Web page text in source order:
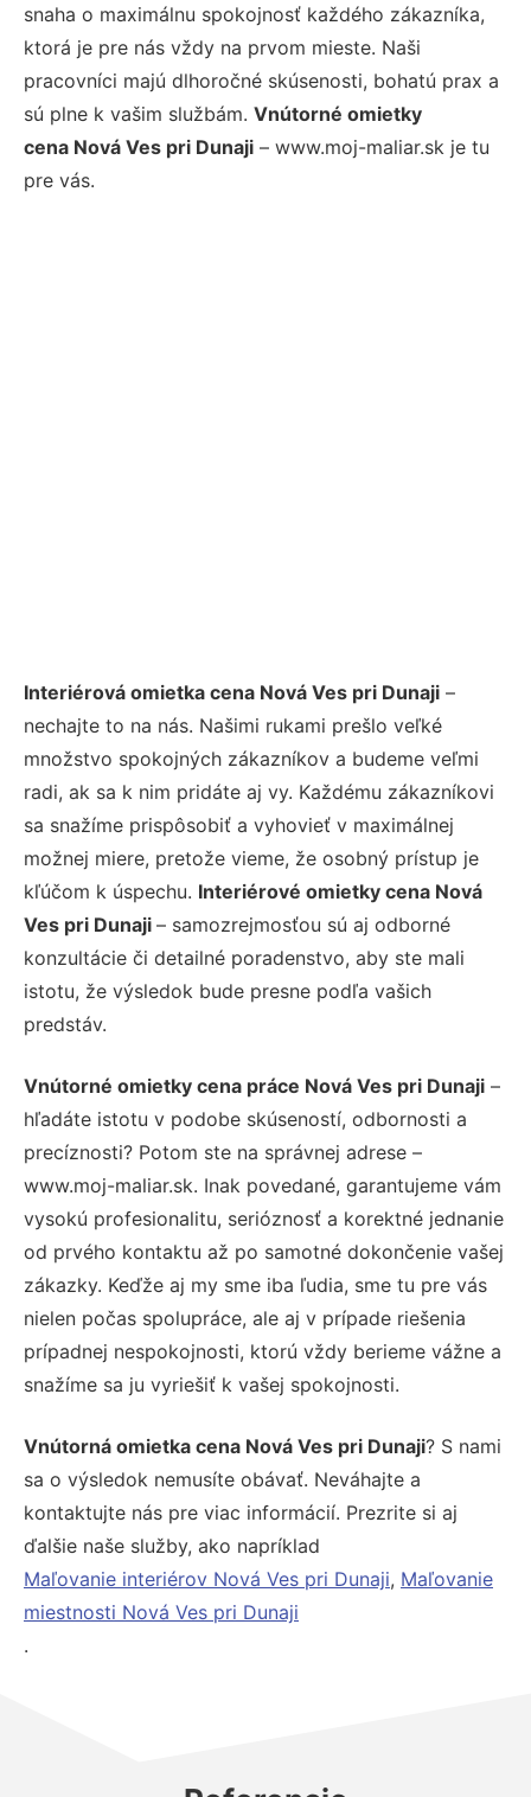
snaha o maximálnu spokojnosť každého zákazníka,
ktorá je pre nás vždy na prvom mieste. Naši
pracovníci majú dlhoročné skúsenosti, bohatú prax a
sú plne k vašim službám. Vnútorné omietky
cena Nová Ves pri Dunaji – www.moj-maliar.sk je tu
pre vás.
Interiérová omietka cena Nová Ves pri Dunaji –
nechajte to na nás. Našimi rukami prešlo veľké
množstvo spokojných zákazníkov a budeme veľmi
radi, ak sa k nim pridáte aj vy. Každému zákazníkovi
sa snažíme prispôsobiť a vyhovieť v maximálnej
možnej miere, pretože vieme, že osobný prístup je
kľúčom k úspechu. Interiérové omietky cena Nová
Ves pri Dunaji – samozrejmosťou sú aj odborné
konzultácie či detailné poradenstvo, aby ste mali
istotu, že výsledok bude presne podľa vašich
predstáv.
Vnútorné omietky cena práce Nová Ves pri Dunaji –
hľadáte istotu v podobe skúseností, odbornosti a
precíznosti? Potom ste na správnej adrese –
www.moj-maliar.sk. Inak povedané, garantujeme vám
vysokú profesionalitu, serióznosť a korektné jednanie
od prvého kontaktu až po samotné dokončenie vašej
zákazky. Keďže aj my sme iba ľudia, sme tu pre vás
nielen počas spolupráce, ale aj v prípade riešenia
prípadnej nespokojnosti, ktorú vždy berieme vážne a
snažíme sa ju vyriešiť k vašej spokojnosti.
Vnútorná omietka cena Nová Ves pri Dunaji? S nami
sa o výsledok nemusíte obávať. Neváhajte a
kontaktujte nás pre viac informácií. Prezrite si aj
ďalšie naše služby, ako napríklad
Maľovanie interiérov Nová Ves pri Dunaji, Maľovanie
miestnosti Nová Ves pri Dunaji
.